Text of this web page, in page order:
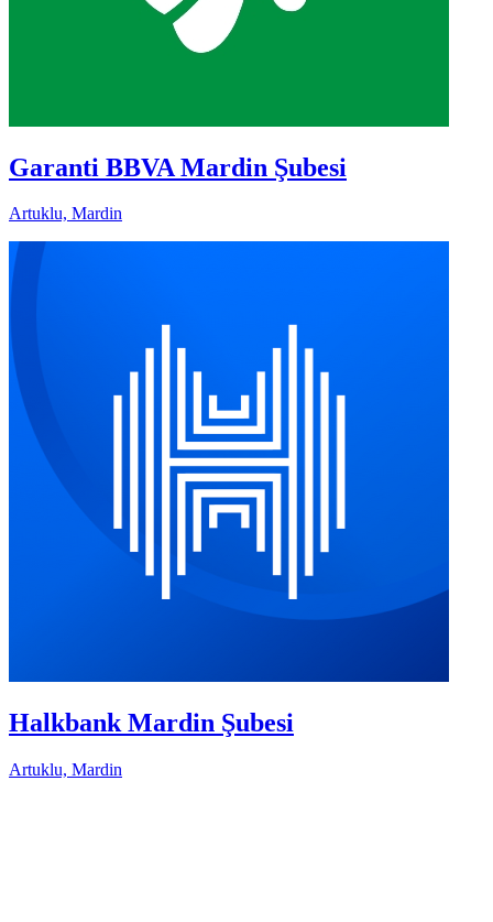
Garanti BBVA Mardin Şubesi
Artuklu, Mardin
Halkbank Mardin Şubesi
Artuklu, Mardin